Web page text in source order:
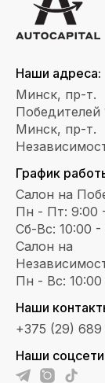
Наши адреса:
Минск, пр-т.
Победителей
Минск, пр-т.
График
Салон на
Пн - Пт: 9:00
Сб-Вс: 10:00 -
Салон на
Пн - Вс: 10:00
Наши
+375 (29) 689
Наши